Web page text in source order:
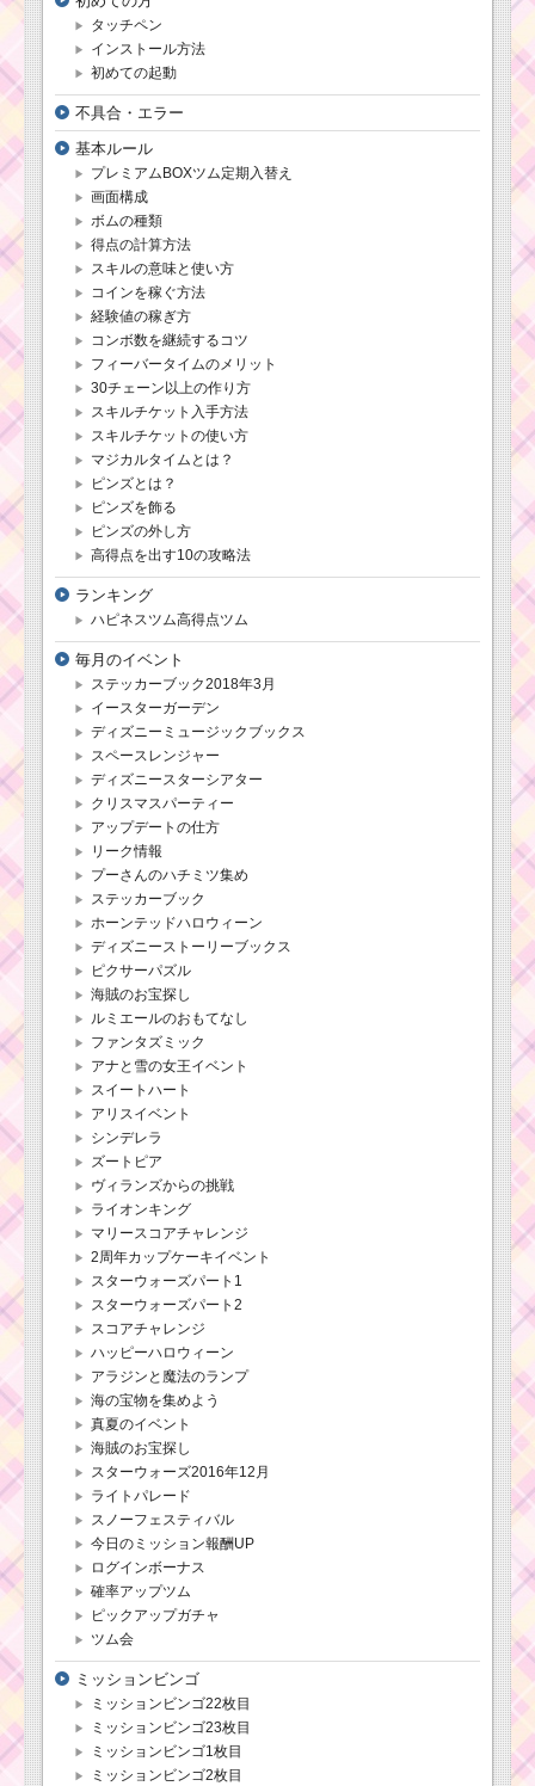
プレゼントカプセルは
「ディズニー・ストー
び方・攻略法・報酬
ガチャはバレンタイン
タッチペン
インストール方法
初めての起動
不具合・エラー
基本ルール
プレミアムBOXツム定期入替え
画面構成
ボムの種類
得点の計算方法
スキルの意味と使い方
コインを稼ぐ方法
経験値の稼ぎ方
コンボ数を継続するコツ
フィーバータイムのメリット
30チェーン以上の作り方
スキルチケット入手方法
スキルチケットの使い方
マジカルタイムとは？
ピンズとは？
ピンズを飾る
ピンズの外し方
高得点を出す10の攻略法
ランキング
ハピネスツム高得点ツム
毎月のイベント
ステッカーブック2018年3月
イースターガーデン
ディズニーミュージックブックス
スペースレンジャー
ディズニースターシアター
クリスマスパーティー
アップデートの仕方
リーク情報
プーさんのハチミツ集め
ステッカーブック
ホーンテッドハロウィーン
ディズニーストーリーブックス
ピクサーパズル
海賊のお宝探し
ルミエールのおもてなし
ファンタズミック
アナと雪の女王イベント
スイートハート
アリスイベント
シンデレラ
ズートピア
ヴィランズからの挑戦
ライオンキング
マリースコアチャレンジ
2周年カップケーキイベント
スターウォーズパート1
スターウォーズパート2
スコアチャレンジ
ハッピーハロウィーン
アラジンと魔法のランプ
海の宝物を集めよう
真夏のイベント
海賊のお宝探し
スターウォーズ2016年12月
ライトパレード
スノーフェスティバル
今日のミッション報酬UP
ログインボーナス
確率アップツム
ピックアップガチャ
ツム会
ミッションビンゴ
ミッションビンゴ22枚目
ミッションビンゴ23枚目
ミッションビンゴ1枚目
ミッションビンゴ2枚目